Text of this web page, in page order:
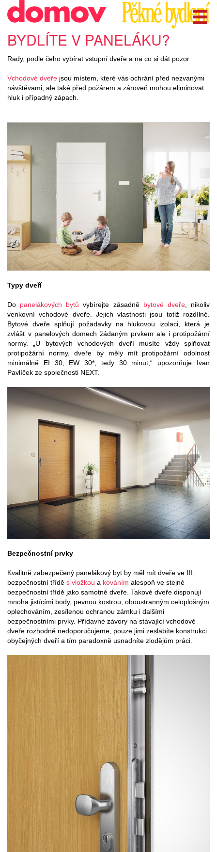
BYDLÍTE V PANELÁKU?
Rady, podle čeho vybírat vstupní dveře a na co si dát pozor
Vchodové dveře jsou místem, které vás ochrání před nezvanými
návštěvami, ale také před požárem a zároveň mohou eliminovat
hluk i případný zápach.
Typy dveří
Do panelákových bytů vybírejte zásadně bytové dveře, nikoliv
venkovní vchodové dveře. Jejich vlastnosti jsou totiž rozdílné.
Bytové dveře splňují požadavky na hlukovou izolaci, která je
zvlášť v panelových domech žádaným prvkem ale i protipožární
normy. „U bytových vchodových dveří musíte vždy splňovat
protipožární normy, dveře by měly mít protipožární odolnost
minimálně EI 30, EW 30*, tedy 30 minut,“ upozorňuje Ivan
Pavlíček ze společnosti NEXT.
Bezpečnostní prvky
Kvalitně zabezpečený panelákový byt by měl mít dveře ve III.
bezpečnostní třídě s vložkou a kováním alespoň ve stejné
bezpečnostní třídě jako samotné dveře. Takové dveře disponují
mnoha jistícími body, pevnou kostrou, oboustranným celoplošným
oplechováním, zesílenou ochranou zámku i dalšími
bezpečnostními prvky. Přídavné závory na stávající vchodové
dveře rozhodně nedoporučujeme, pouze jimi zeslabíte konstrukci
obyčejných dveří a tím paradoxně usnadníte zlodějům práci.